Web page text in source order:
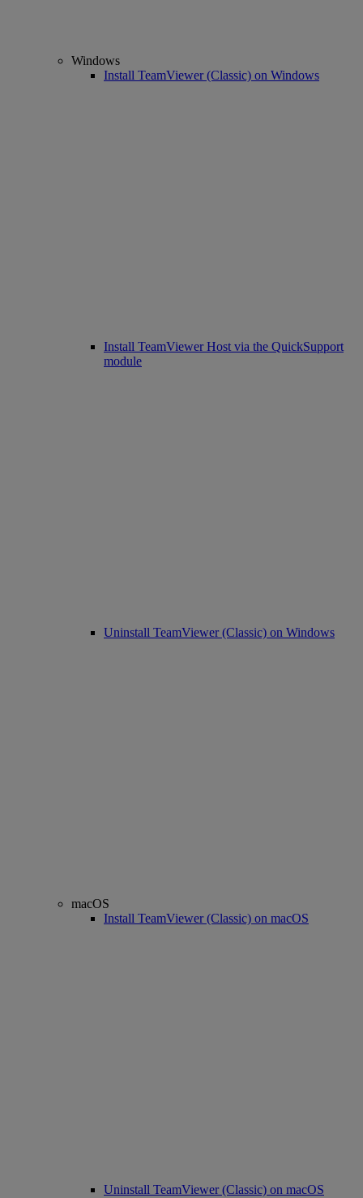
Windows
Install TeamViewer (Classic) on Windows
Install TeamViewer Host via the QuickSupport
module
Uninstall TeamViewer (Classic) on Windows
macOS
Install TeamViewer (Classic) on macOS
Uninstall TeamViewer (Classic) on macOS